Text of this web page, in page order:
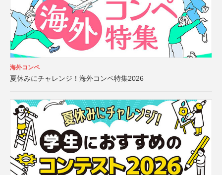
海外コンペ
夏休みにチャレンジ！海外コンペ特集2026